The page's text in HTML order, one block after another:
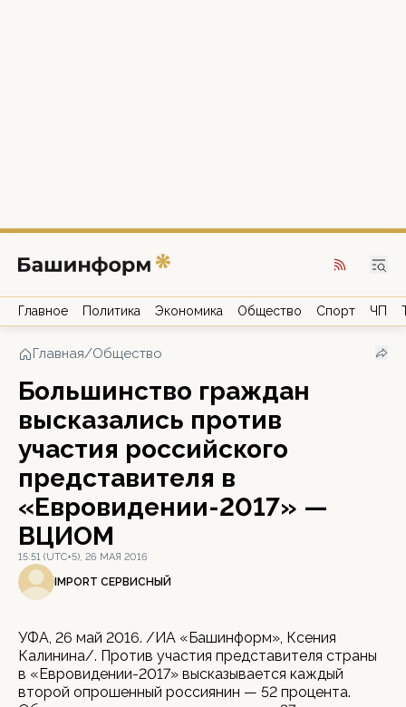
Главное Политика Экономика Общество Спорт ЧП
Главная/Общество
Большинство граждан
высказались против
участия российского
представителя в
«Евровидении-2017» —
ВЦИОМ
15:51 (UTC+5), 26 МАЯ 2016
IMPORT СЕРВИСНЫЙ
УФА, 26 май 2016. /ИА «Башинформ», Ксения
Калинина/. Против участия представителя страны
в «Евровидении-2017» высказывается каждый
второй опрошенный россиянин — 52 процента.